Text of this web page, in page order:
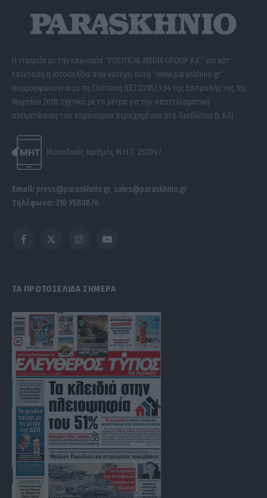
Η εταιρεία με την επωνυμία “POLITICAL MEDIA GROUP A.E.” και κατ’
επέκταση η ιστοσελίδα που κατέχει αυτή “www.paraskhnio.gr”
συμμορφώνονται με τη Σύσταση (ΕΕ) 2018/334 της Επιτροπής της 1ης
Μαρτίου 2018 σχετικά με τα μέτρα για την αποτελεσματική
αντιμετώπιση του παράνομου περιεχομένου στο διαδίκτυο (L 63).
Μοναδικός αριθμός Μ.Η.Τ. 262047
Email: press@paraskhnio.gr, sales@paraskhnio.gr
Τηλέφωνο: 210 9580876
Facebook
X
InstagramYouTube
ΤΑ ΠΡΩΤΟΣΕΛΙΔΑ ΣΗΜΕΡΑ